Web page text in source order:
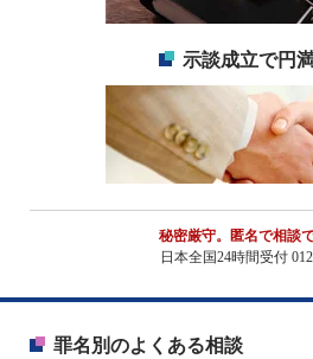
示談成立で円
秘密厳守。匿名で相談で
日本全国24時間受付
罪名別のよくある相談